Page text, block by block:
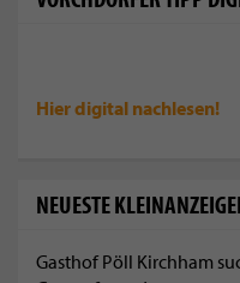
Hier digital nachlesen!
NEUESTE
Gasthof Pöll Kirchham